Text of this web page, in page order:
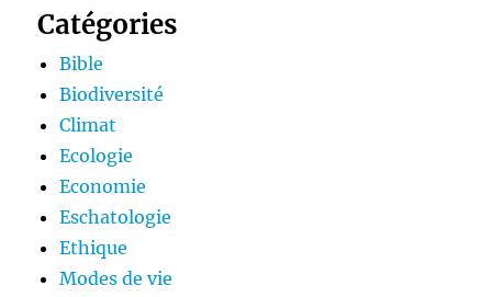
Catégories
Bible
Biodiversité
Climat
Ecologie
Economie
Eschatologie
Ethique
Modes de vie